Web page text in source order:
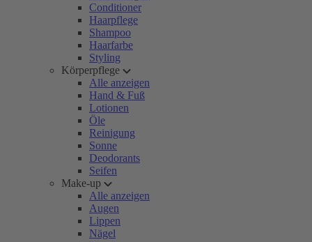
Conditioner
Haarpflege
Shampoo
Haarfarbe
Styling
Körperpflege
Alle anzeigen
Hand & Fuß
Lotionen
Öle
Reinigung
Sonne
Deodorants
Seifen
Make-up
Alle anzeigen
Augen
Lippen
Nägel